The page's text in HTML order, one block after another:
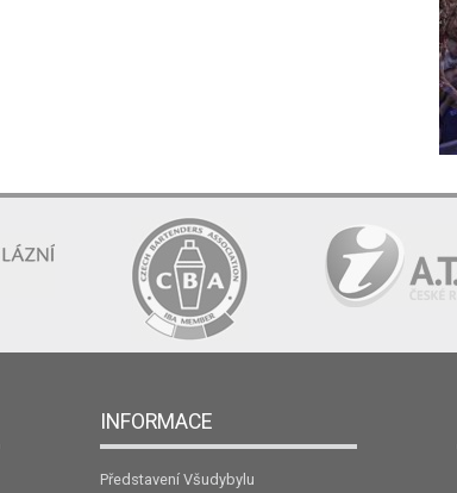
INFORMACE
Představení Všudybylu